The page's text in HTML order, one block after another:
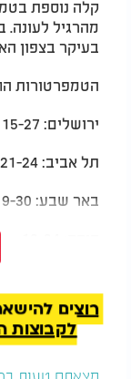
קלה נוספת
מהרגיל לעונה.
בעיקר בצפון
הטמפרטורות
ירושלים: 15-27
תל אביב: 21-24
באר שבע: 19-30
צפת: 16-26
רוצים
לקבוצות